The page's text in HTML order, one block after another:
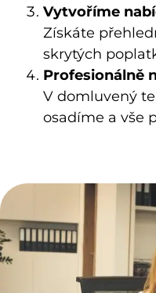
Vytvoříme
Získáte
skrytých
Profesionálně
V domluvený
osadíme a vše